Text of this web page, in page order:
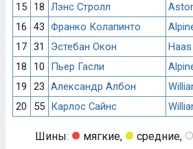
15
18 Лэнс Стролл
16
43 Франко Колапинто
17 31 Эстебан Окон
18
10 Пьер Гасли
19
23 Александр Албон
20
55 Карлос Сайнс
Шины: мягкие, средние,